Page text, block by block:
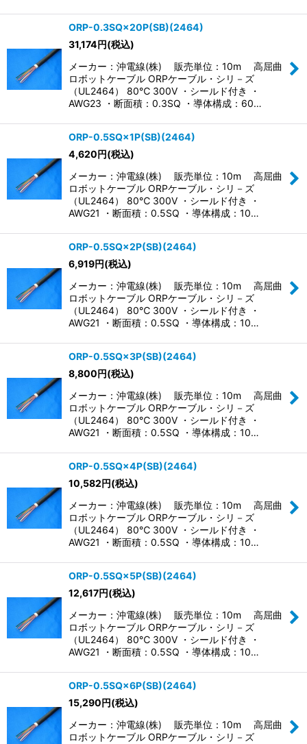
ORP-0.3SQ×20P(SB)(2464)
31,174円(税込)
メーカー：沖電線(株) 販売単位：10m 高屈曲
ロボットケーブル ORPケーブル・シリ－ズ
（UL2464） 80℃ 300V ・シールド付き ・
AWG23 ・断面積：0.3SQ ・導体構成：60…
ORP-0.5SQ×1P(SB)(2464)
4,620円(税込)
メーカー：沖電線(株) 販売単位：10m 高屈曲
ロボットケーブル ORPケーブル・シリ－ズ
（UL2464） 80℃ 300V ・シールド付き ・
AWG21 ・断面積：0.5SQ ・導体構成：10…
ORP-0.5SQ×2P(SB)(2464)
6,919円(税込)
メーカー：沖電線(株) 販売単位：10m 高屈曲
ロボットケーブル ORPケーブル・シリ－ズ
（UL2464） 80℃ 300V ・シールド付き ・
AWG21 ・断面積：0.5SQ ・導体構成：10…
ORP-0.5SQ×3P(SB)(2464)
8,800円(税込)
メーカー：沖電線(株) 販売単位：10m 高屈曲
ロボットケーブル ORPケーブル・シリ－ズ
（UL2464） 80℃ 300V ・シールド付き ・
AWG21 ・断面積：0.5SQ ・導体構成：10…
ORP-0.5SQ×4P(SB)(2464)
10,582円(税込)
メーカー：沖電線(株) 販売単位：10m 高屈曲
ロボットケーブル ORPケーブル・シリ－ズ
（UL2464） 80℃ 300V ・シールド付き ・
AWG21 ・断面積：0.5SQ ・導体構成：10…
ORP-0.5SQ×5P(SB)(2464)
12,617円(税込)
メーカー：沖電線(株) 販売単位：10m 高屈曲
ロボットケーブル ORPケーブル・シリ－ズ
（UL2464） 80℃ 300V ・シールド付き ・
AWG21 ・断面積：0.5SQ ・導体構成：10…
ORP-0.5SQ×6P(SB)(2464)
15,290円(税込)
メーカー：沖電線(株) 販売単位：10m 高屈曲
ロボットケーブル ORPケーブル・シリ－ズ